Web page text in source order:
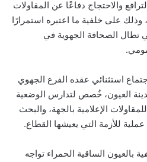
والاحتجاج دفاعًا عن المقاولات
وذلك على خلفية ما اعتبره استمرارًا
تطال الصحافة الجهوية في
استثنائي عقده الفرع الجهوي
فاتح يونيو 2026 بمدينة العيون، خُصص لتدارس الوضعية
الإعلامية بالجهة، والبحث
للأزمة التي يعيشها القطاع.
بالعيون الساقية الحمراء تواجه